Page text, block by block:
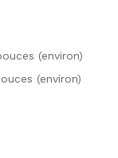
(environ)
(environ)